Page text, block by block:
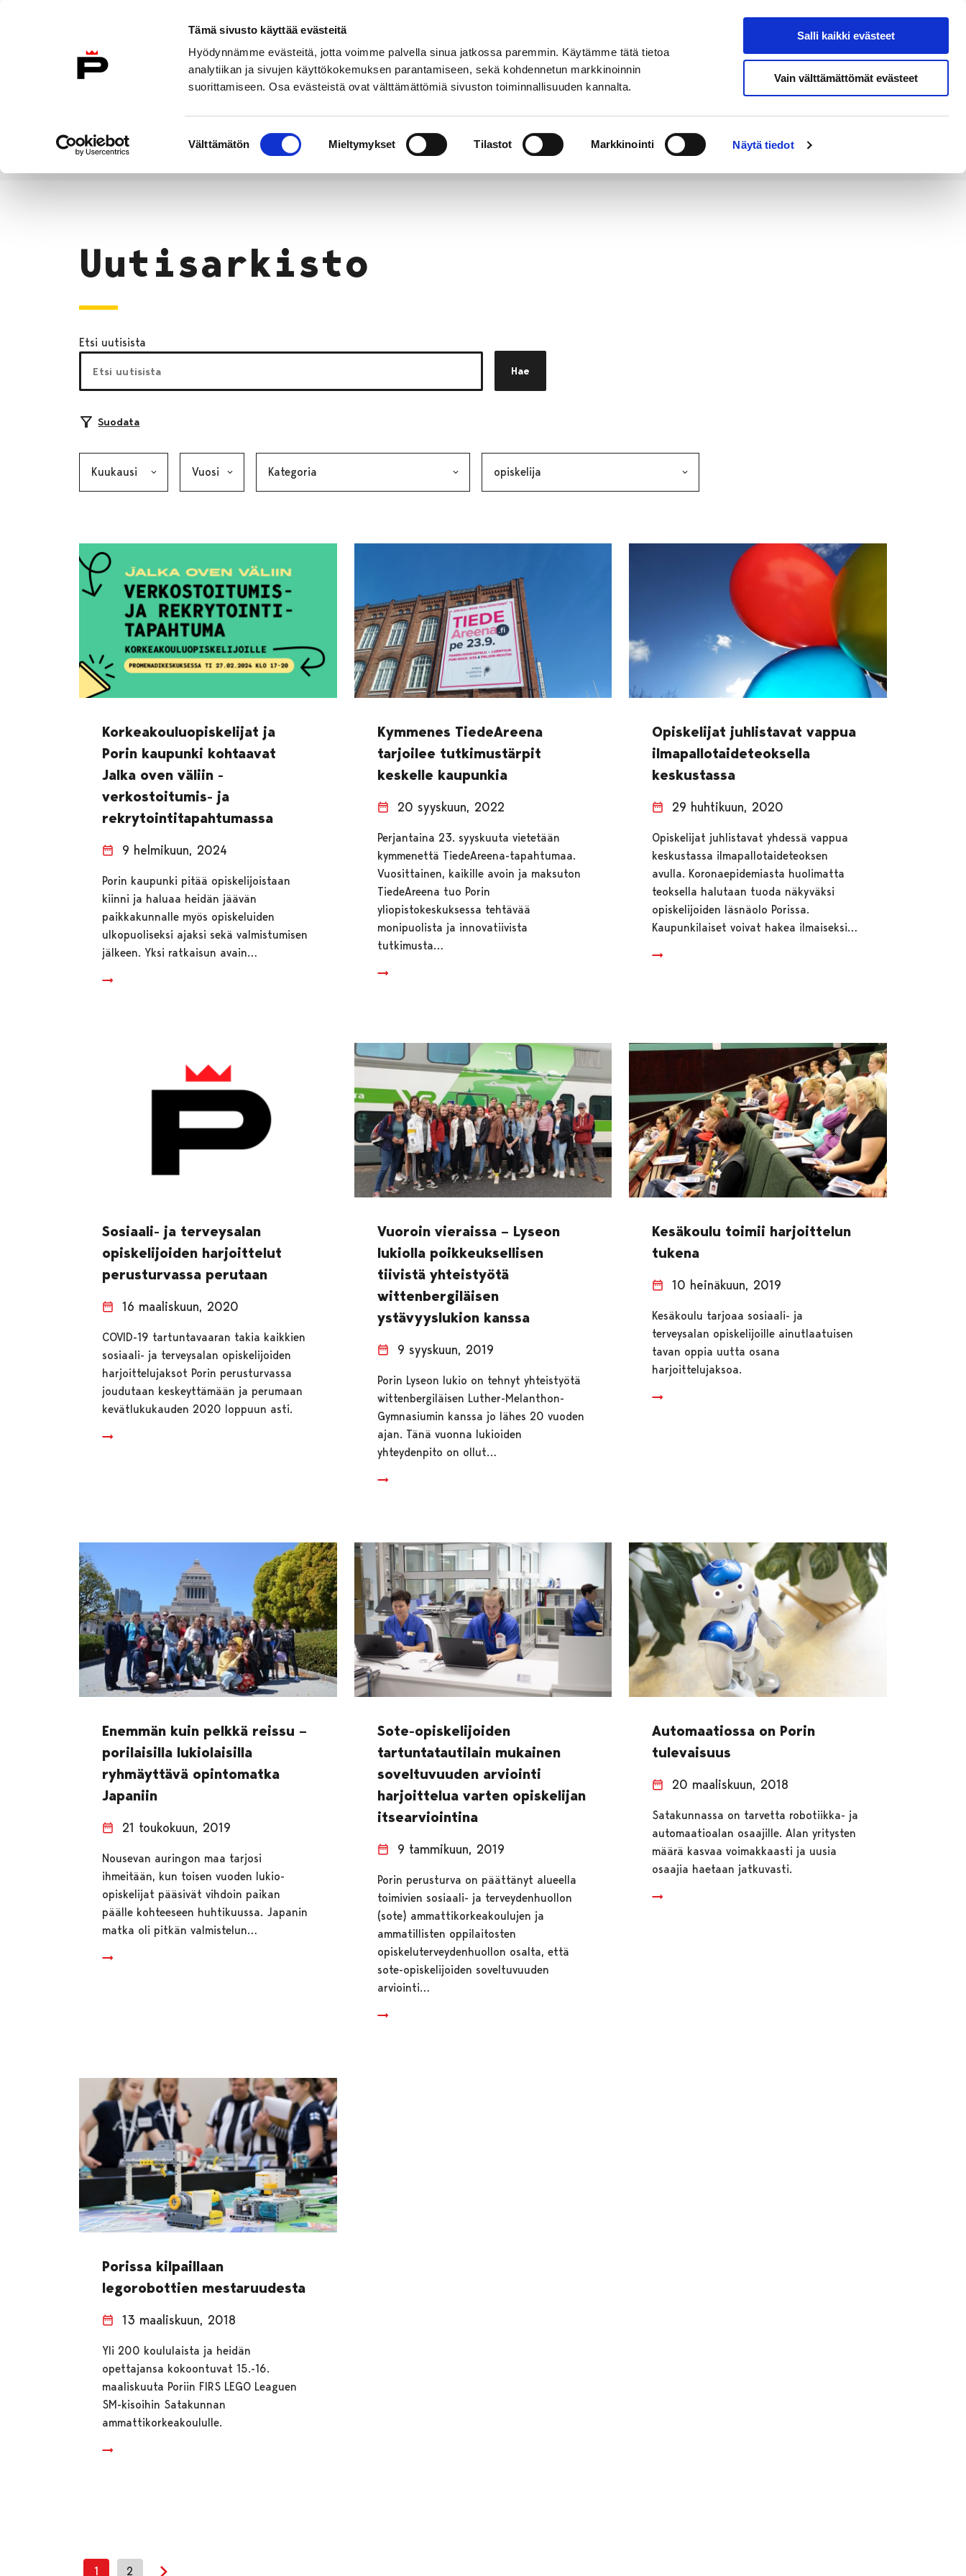
Tämä sivusto käyttää evästeitä
Hyödynnämme evästeitä, jotta voimme palvella sinua jatkossa paremmin. Käytämme tätä tietoa
analytiikan ja sivujen käyttökokemuksen parantamiseen, sekä kohdennetun markkinoinnin
suorittamiseen. Osa evästeistä ovat välttämättömiä sivuston toiminnallisuuden kannalta.
valinta
Välttämätön Mieltymykset Tilastot Markkinointi Näytä tiedot
Salli kaikki evästeet
Vain välttämättömät evästeet
Etusivulle
Hae sivustolta
Etusivu
Uutisarkisto
Etsi uutisista
Hae
Suodata
Korkeakouluopiskelijat ja
Porin kaupunki kohtaavat
Jalka oven väliin -
verkostoitumis- ja
rekrytointitapahtumassa
9 helmikuun, 2024
Porin kaupunki pitää opiskelijoistaan
kiinni ja haluaa heidän jäävän
paikkakunnalle myös opiskeluiden
ulkopuoliseksi ajaksi sekä valmistumisen
jälkeen. Yksi ratkaisun avain…
Kymmenes TiedeAreena
tarjoilee tutkimustärpit
keskelle kaupunkia
20 syyskuun, 2022
Perjantaina 23. syyskuuta vietetään
kymmenettä TiedeAreena-tapahtumaa.
Vuosittainen, kaikille avoin ja maksuton
TiedeAreena tuo Porin
yliopistokeskuksessa tehtävää
monipuolista ja innovatiivista
tutkimusta…
Opiskelijat juhlistavat vappua
ilmapallotaideteoksella
keskustassa
29 huhtikuun, 2020
Opiskelijat juhlistavat yhdessä vappua
keskustassa ilmapallotaideteoksen
avulla. Koronaepidemiasta huolimatta
teoksella halutaan tuoda näkyväksi
opiskelijoiden läsnäolo Porissa.
Kaupunkilaiset voivat hakea ilmaiseksi…
Sosiaali- ja terveysalan
opiskelijoiden harjoittelut
perusturvassa perutaan
16 maaliskuun, 2020
COVID-19 tartuntavaaran takia kaikkien
sosiaali- ja terveysalan opiskelijoiden
harjoittelujaksot Porin perusturvassa
joudutaan keskeyttämään ja perumaan
kevätlukukauden 2020 loppuun asti.
Vuoroin vieraissa – Lyseon
lukiolla poikkeuksellisen
tiivistä yhteistyötä
wittenbergiläisen
ystävyyslukion kanssa
9 syyskuun, 2019
Porin Lyseon lukio on tehnyt yhteistyötä
wittenbergiläisen Luther-Melanthon-
Gymnasiumin kanssa jo lähes 20 vuoden
ajan. Tänä vuonna lukioiden
yhteydenpito on ollut…
Kesäkoulu toimii harjoittelun
tukena
10 heinäkuun, 2019
Kesäkoulu tarjoaa sosiaali- ja
terveysalan opiskelijoille ainutlaatuisen
tavan oppia uutta osana
harjoittelujaksoa.
Enemmän kuin pelkkä reissu –
porilaisilla lukiolaisilla
ryhmäyttävä opintomatka
Japaniin
21 toukokuun, 2019
Nousevan auringon maa tarjosi
ihmeitään, kun toisen vuoden lukio-
opiskelijat pääsivät vihdoin paikan
päälle kohteeseen huhtikuussa. Japanin
matka oli pitkän valmistelun…
Sote-opiskelijoiden
tartuntatautilain mukainen
soveltuvuuden arviointi
harjoittelua varten opiskelijan
itsearviointina
9 tammikuun, 2019
Porin perusturva on päättänyt alueella
toimivien sosiaali- ja terveydenhuollon
(sote) ammattikorkeakoulujen ja
ammatillisten oppilaitosten
opiskeluterveydenhuollon osalta, että
sote-opiskelijoiden soveltuvuuden
arviointi…
Automaatiossa on Porin
tulevaisuus
20 maaliskuun, 2018
Satakunnassa on tarvetta robotiikka- ja
automaatioalan osaajille. Alan yritysten
määrä kasvaa voimakkaasti ja uusia
osaajia haetaan jatkuvasti.
Porissa kilpaillaan
legorobottien mestaruudesta
13 maaliskuun, 2018
Yli 200 koululaista ja heidän
opettajansa kokoontuvat 15.-16.
maaliskuuta Poriin FIRS LEGO Leaguen
SM-kisoihin Satakunnan
ammattikorkeakoululle.
1 2